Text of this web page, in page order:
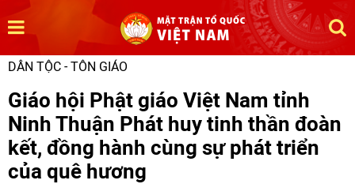
DÂN TỘC - TÔN GIÁO
Giáo hội Phật giáo Việt Nam tỉnh
Ninh Thuận Phát huy tinh thần đoàn
kết, đồng hành cùng sự phát triển
của quê hương